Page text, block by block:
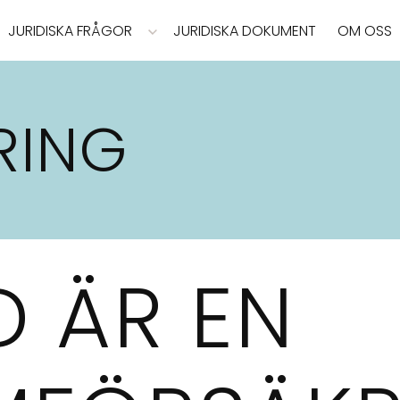
JURIDISKA FRÅGOR JURIDISKA DOKUMENT OM OSS
ÄR EN